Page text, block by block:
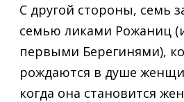
С другой стороны, семь
семью ликами Рожаниц
первыми Берегинями),
рождаются в душе
когда она становится